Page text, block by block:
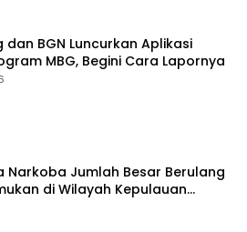
dan BGN Luncurkan Aplikasi
MBG, Begini Cara Lapornya
Narkoba Jumlah Besar Berulang
di Wilayah Kepulauan